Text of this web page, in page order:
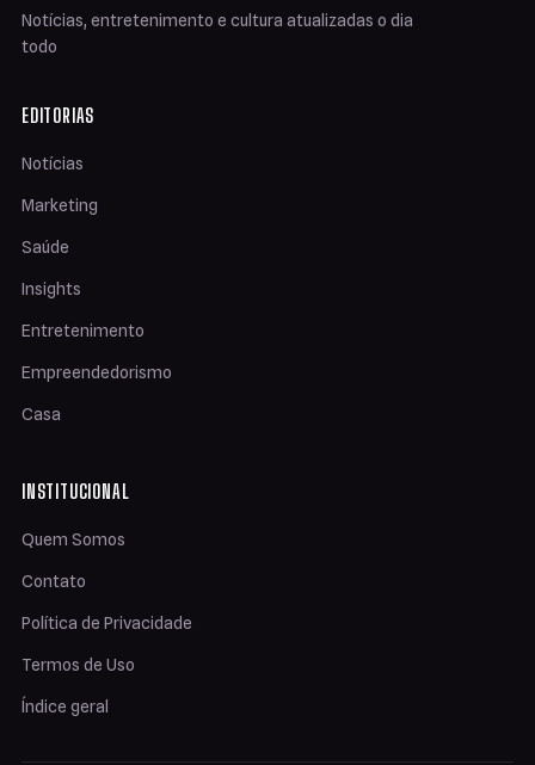
Notícias, entretenimento e cultura atualizadas o dia
todo
EDITORIAS
Notícias
Marketing
Saúde
Insights
Entretenimento
Empreendedorismo
Casa
INSTITUCIONAL
Quem Somos
Contato
Política de Privacidade
Termos de Uso
Índice geral